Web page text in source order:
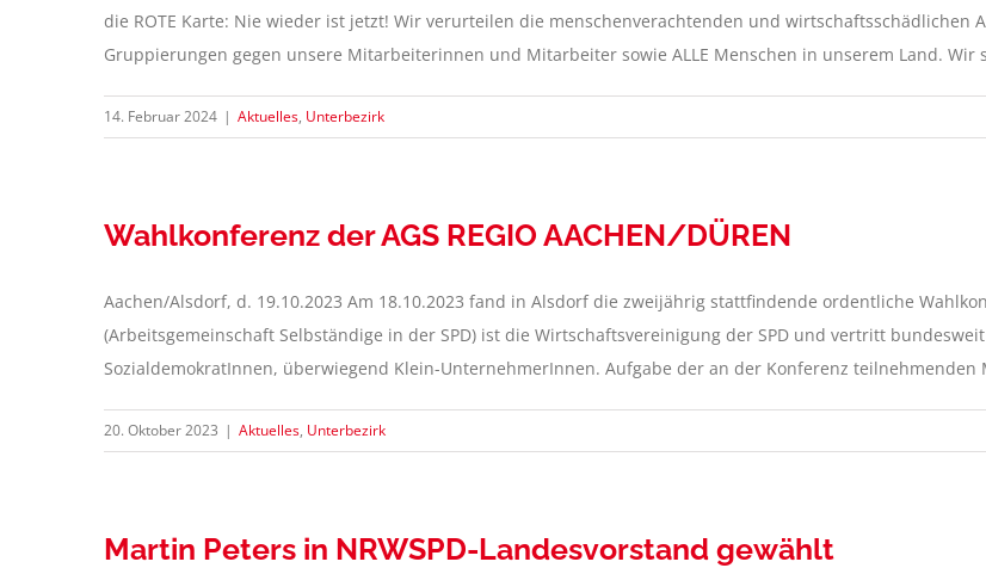
die ROTE Karte: Nie wieder ist jetzt! Wir verurteilen die menschenverachtenden und wirtschaftsschädlichen
Gruppierungen gegen unsere Mitarbeiterinnen und Mitarbeiter sowie ALLE Menschen in unserem Land.
14. Februar 2024 | Aktuelles, Unterbezirk
Wahlkonferenz der AGS REGIO AACHEN/DÜREN
Aachen/Alsdorf, d. 19.10.2023 Am 18.10.2023 fand in Alsdorf die zweijährig stattfindende ordentliche
(Arbeitsgemeinschaft Selbständige in der SPD) ist die Wirtschaftsvereinigung der SPD und vertritt
SozialdemokratInnen, überwiegend Klein-UnternehmerInnen. Aufgabe der an der Konferenz
20. Oktober 2023 | Aktuelles, Unterbezirk
Martin Peters in NRWSPD-Landesvorstand gewählt